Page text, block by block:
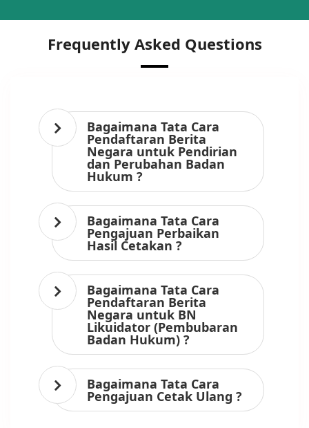
Frequently Asked Questions
Bagaimana Tata Cara
Pendaftaran Berita
Negara untuk Pendirian
dan Perubahan Badan
Hukum ?
Bagaimana Tata Cara
Pengajuan Perbaikan
Hasil Cetakan ?
Bagaimana Tata Cara
Pendaftaran Berita
Negara untuk BN
Likuidator (Pembubaran
Badan Hukum) ?
Bagaimana Tata Cara
Pengajuan Cetak Ulang ?